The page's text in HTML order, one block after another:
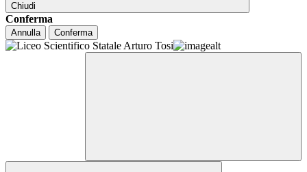
Chiudi
Conferma
Annulla Conferma